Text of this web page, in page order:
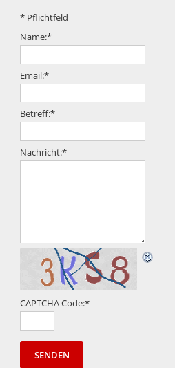
* Pflichtfeld
Name:*
Email:*
Betreff:*
Nachricht:*
CAPTCHA Code:*